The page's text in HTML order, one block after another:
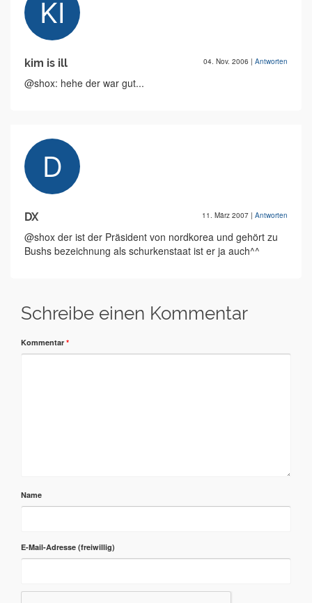
kim is ill 04. Nov. 2006 | Antworten
@shox: hehe der war gut...
DX 11. März 2007 | Antworten
@shox der ist der Präsident von nordkorea und gehört zu
Bushs bezeichnung als schurkenstaat ist er ja auch^^
Schreibe einen Kommentar
Kommentar *
Name
E-Mail-Adresse